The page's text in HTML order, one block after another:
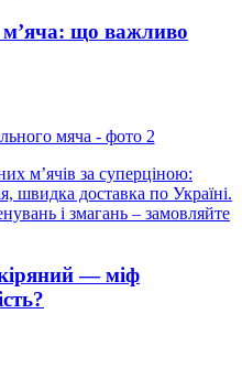
м’яча: що важливо
м’ячів за суперціною:
швидка доставка по Україні.
і змагань – замовляйте
— міф